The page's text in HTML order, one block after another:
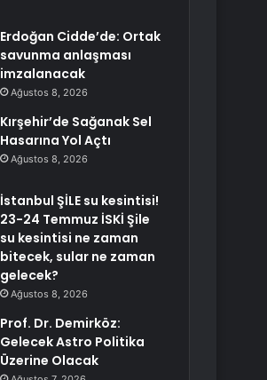
Erdoğan Cidde’de: Ortak
savunma anlaşması
imzalanacak
Ağustos 8, 2026
Kırşehir’de Sağanak Sel
Hasarına Yol Açtı
Ağustos 8, 2026
İstanbul ŞİLE su kesintisi!
23-24 Temmuz İSKİ Şile
su kesintisi ne zaman
bitecek, sular ne zaman
gelecek?
Ağustos 8, 2026
Prof. Dr. Demirköz:
Gelecek Astro Politika
Üzerine Olacak